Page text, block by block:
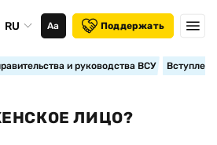
RU Аа Поддержать
и руководства ВСУ
ЛИЦО?